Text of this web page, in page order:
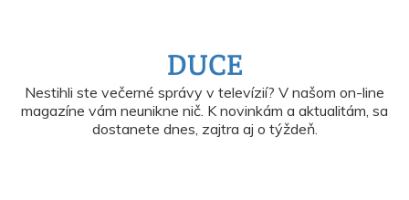
DUCE
Nestihli ste večerné správy v televízií? V našom on-line
magazíne vám neunikne nič. K novinkám a aktualitám, sa
dostanete dnes, zajtra aj o týždeň.